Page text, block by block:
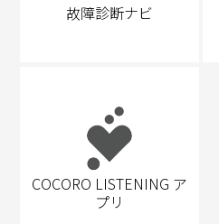
故障診断ナビ
COCORO LISTENING ア
プリ